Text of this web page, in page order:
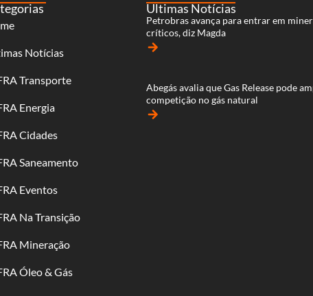
Notícias
Transporte
Energia
Cidades
Saneamento
Eventos
Na Transição
Mineração
Óleo & Gás
Últimas Notícias
Petrobras avança para entrar em
críticos, diz Magda
arrow_forward
Abegás avalia que Gas Release pode
competição no gás natural
arrow_forward